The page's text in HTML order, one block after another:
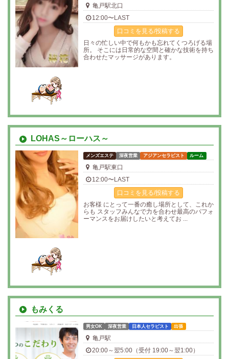
亀戸駅北口
12:00〜LAST
口コミを見る/投稿する
日々の忙しい中で何もかも忘れてくつろげる場
所。 そこには日常的な空間と確かな技術を持ち
合わせたマッサージがあります。
LOHAS～ローハス～
メンズエステ 深夜営業 アジアンセラピスト ルーム
亀戸駅東口
12:00〜LAST
口コミを見る/投稿する
お客様 にとって一番の癒し場所として、これか
らも スタッフみんなで力を合わせ最高のパフォ
ーマンスをお届けしたいと考えてお ...
もみくる
男女OK 深夜営業 日本人セラピスト 出張
亀戸駅
20:00～翌5:00（受付 19:00～翌1:00）